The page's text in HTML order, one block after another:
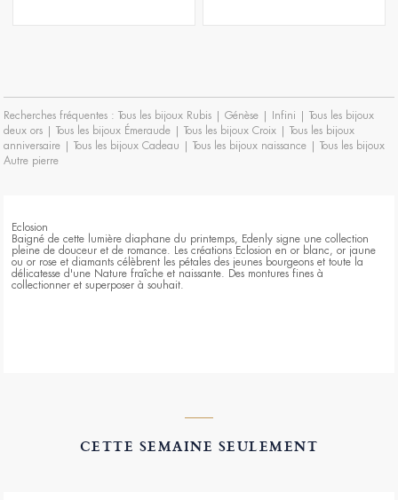
Recherches fréquentes :Tous les bijoux Rubis |Génèse | Infini |Tous les bijoux
deux ors |Tous les bijoux Émeraude |Tous les bijoux Croix |Tous les bijoux
anniversaire |Tous les bijoux Cadeau |Tous les bijoux naissance |Tous les bijoux
Autre pierre
Eclosion
Baigné de cette lumière diaphane du printemps, Edenly signe une collection
pleine de douceur et de romance. Les créations Eclosion en or blanc, or jaune
ou or rose et diamants célèbrent les pétales des jeunes bourgeons et toute la
délicatesse d'une Nature fraîche et naissante. Des montures fines à
collectionner et superposer à souhait.
CETTE SEMAINE SEULEMENT